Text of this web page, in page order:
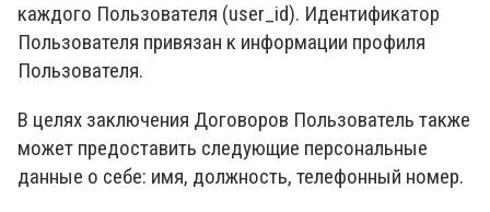
каждого Пользователя (user_id). Идентификатор
Пользователя привязан к информации профиля
Пользователя.
В целях заключения Договоров Пользователь также
может предоставить следующие персональные
данные о себе: имя, должность, телефонный номер.